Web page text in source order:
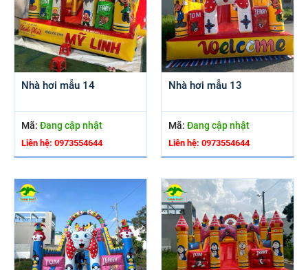
Nhà hơi mẫu 14
Mã: Đang cập nhật
Liên hệ: 0973554644
Nhà hơi mẫu 13
Mã: Đang cập nhật
Liên hệ: 0973554644